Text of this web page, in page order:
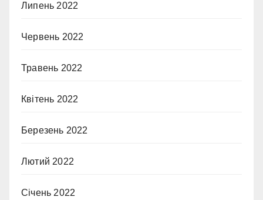
Липень 2022
Червень 2022
Травень 2022
Квітень 2022
Березень 2022
Лютий 2022
Січень 2022